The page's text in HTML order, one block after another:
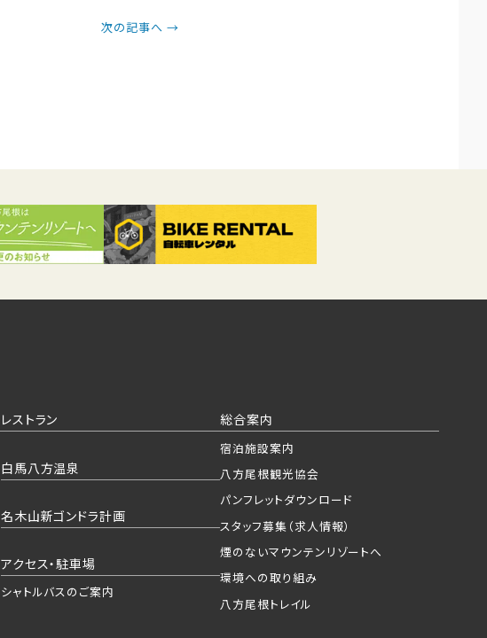
次の記事へ →
レストラン
白馬八方温泉
名木山新ゴンドラ計画
アクセス・駐車場
シャトルバスのご案内
総合案内
宿泊施設案内
八方尾根観光協会
パンフレットダウンロード
スタッフ募集（求人情報）
煙のないマウンテンリゾートへ
環境への取り組み
八方尾根トレイル